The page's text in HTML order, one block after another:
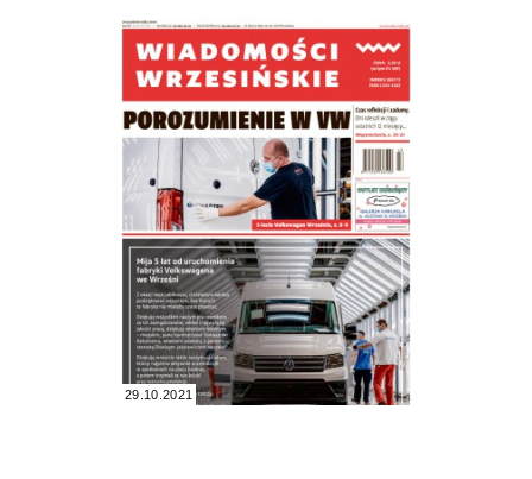
29.10.2021